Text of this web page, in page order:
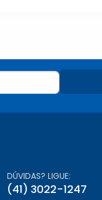
DÚVIDAS? LIGUE:
(41) 3022-1247